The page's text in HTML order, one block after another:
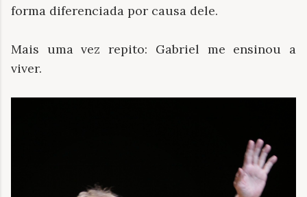
forma diferenciada por causa dele.
Mais uma vez repito: Gabriel me ensinou a
viver.